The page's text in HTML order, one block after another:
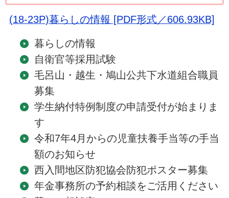
(18-23P)暮らしの情報 [PDF形式／606.93KB]
暮らしの情報
自衛官等採用試験
毛呂山・越生・鳩山公共下水道組合職員
募集
学生納付特例制度の申請受付が始まりま
す
令和7年4月からの児童扶養手当等の手当
額のお知らせ
西入間地区防犯協会防犯ポスター募集
年金事務所の予約相談をご活用ください